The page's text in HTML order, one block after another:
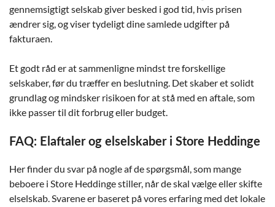
gennemsigtigt selskab giver besked i god tid, hvis prisen
ændrer sig, og viser tydeligt dine samlede udgifter på
fakturaen.
Et godt råd er at sammenligne mindst tre forskellige
selskaber, før du træffer en beslutning. Det skaber et solidt
grundlag og mindsker risikoen for at stå med en aftale, som
ikke passer til dit forbrug eller budget.
FAQ: Elaftaler og elselskaber i Store Heddinge
Her finder du svar på nogle af de spørgsmål, som mange
beboere i Store Heddinge stiller, når de skal vælge eller skifte
elselskab. Svarene er baseret på vores erfaring med det lokale